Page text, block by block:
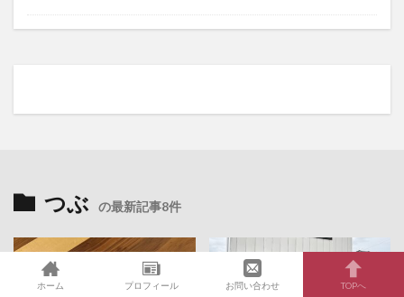
つぶ の最新記事8件
ホーム プロフィール お問い合わせ TOPへ